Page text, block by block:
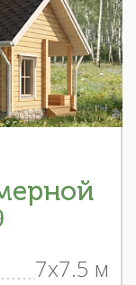
7x7.5 м